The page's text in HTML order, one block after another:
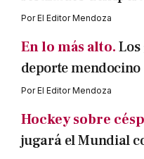
PorEl Editor Mendoza
En lo más alto.
deporte mendocino
PorEl Editor Mendoza
Hockey sobre
jugará el Mundial